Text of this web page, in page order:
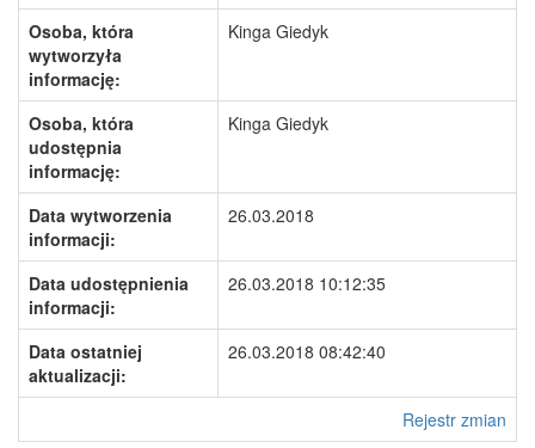
Osoba, która
wytworzyła
informację:
Kinga Giedyk
Osoba, która
udostępnia
informację:
Kinga Giedyk
Data wytworzenia
informacji:
26.03.2018
Data udostępnienia
informacji:
26.03.2018 10:12:35
Data ostatniej
aktualizacji:
26.03.2018 08:42:40
Rejestr zmian